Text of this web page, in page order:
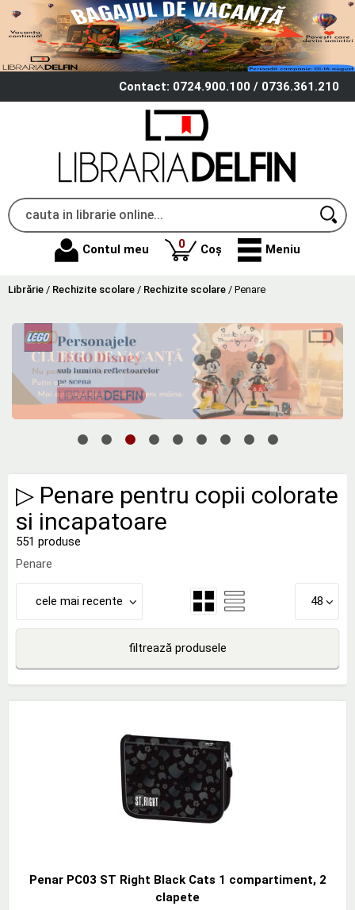
Contact: 0724.900.100 / 0736.361.210
Contul meu 0produse
Coș Meniu
Librărie / Rechizite scolare / Rechizite scolare / Penare
▷ Penare pentru copii colorate
si incapatoare
551 produse
Penare
cele mai recente 48
filtrează produsele
Penar PC03 ST Right Black Cats 1 compartiment, 2
clapete